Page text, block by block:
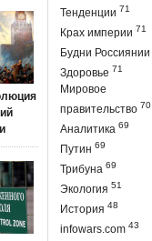
Тенденции 71
Крах империи 71
Будни Россиянии
Здоровье 71
Мировое
правительство 70
Аналитика 69
Путин 69
Трибуна 69
Экология 51
История 48
infowars.com 43